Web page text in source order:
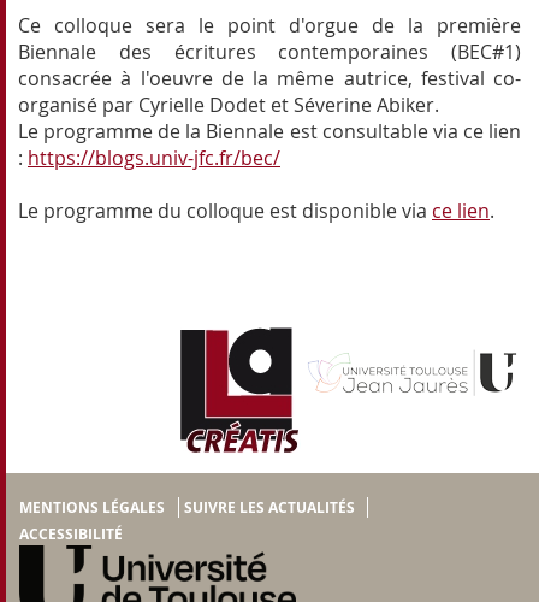
Ce colloque sera le point d'orgue de la première
Biennale des écritures contemporaines (BEC#1)
consacrée à l'oeuvre de la même autrice, festival co-
organisé par Cyrielle Dodet et Séverine Abiker.
Le programme de la Biennale est consultable via ce lien
: https://blogs.univ-jfc.fr/bec/
Le programme du colloque est disponible via ce lien.
MENTIONS LÉGALES
SUIVRE LES ACTUALITÉS
ACCESSIBILITÉ